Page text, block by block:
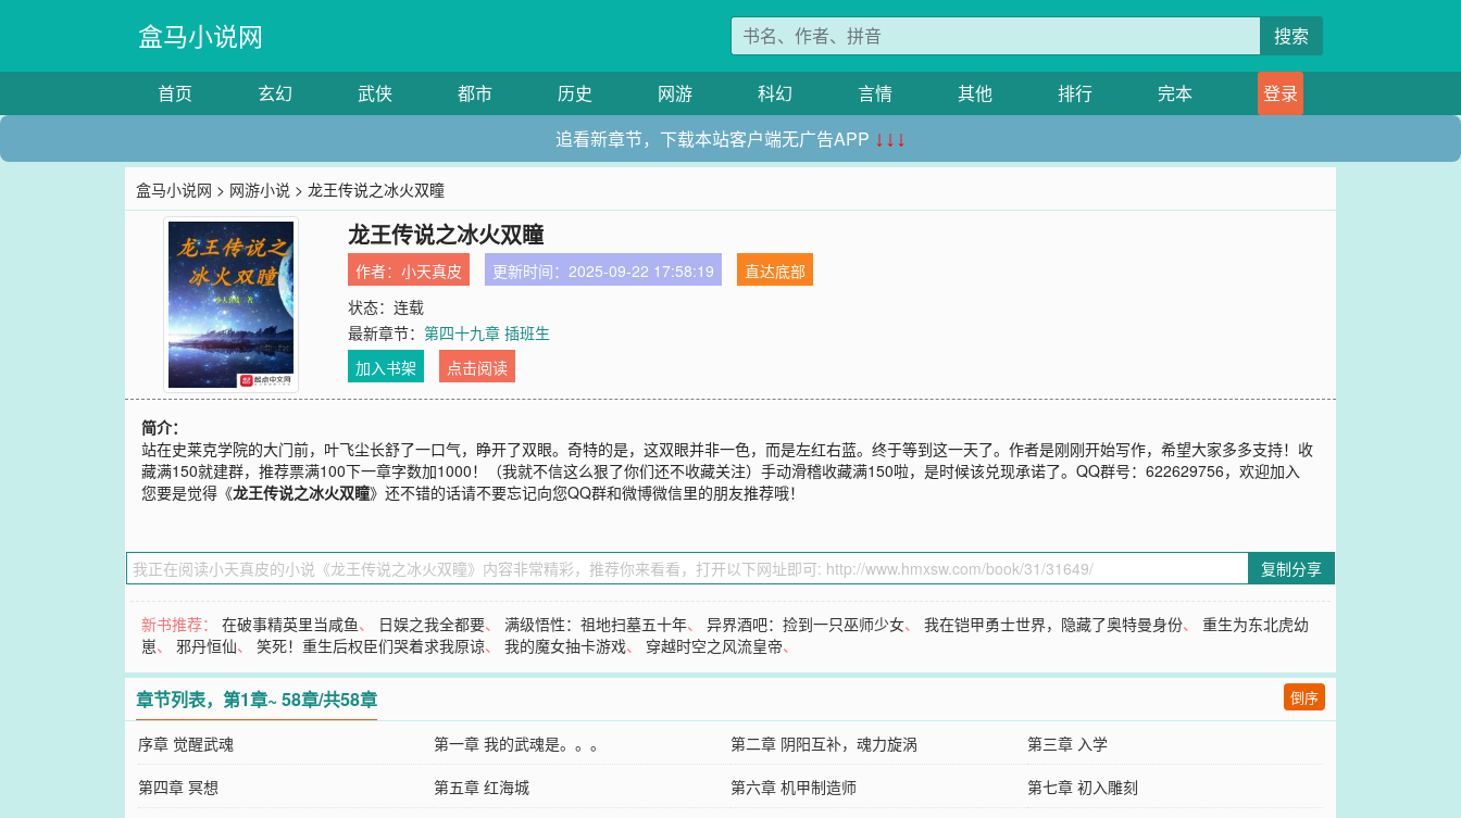
盒马小说网 搜索
首页 玄幻 武侠 都市 历史 网游 科幻 言情 其他 排行 完本
登录
追看新章节，下载本站客户端无广告APP ↓↓↓
盒马小说网 > 网游小说 > 龙王传说之冰火双瞳
龙王传说之冰火双瞳
作者：小天真皮 更新时间：2025-09-22 17:58:19
直达底部
状态：连载
最新章节：第四十九章 插班生
加入书架
点击阅读
简介：
站在史莱克学院的大门前，叶飞尘长舒了一口气，睁开了双眼。奇特的是，这双眼并非一色，而是左红右蓝。终于等到这一天了。作者是刚刚开始写作，希望大家多多支持！收
藏满150就建群，推荐票满100下一章字数加1000！（我就不信这么狠了你们还不收藏关注）手动滑稽收藏满150啦，是时候该兑现承诺了。QQ群号：622629756，欢迎加入
您要是觉得《龙王传说之冰火双瞳》还不错的话请不要忘记向您QQ群和微博微信里的朋友推荐哦！
复制分享
新书推荐：在破事精英里当咸鱼、 日娱之我全都要、满级悟性：祖地扫墓五十年、异界酒吧：捡到一只巫师少女、我在铠甲勇士世界，隐藏了奥特曼身份、重生为东北虎幼
崽、邪丹恒仙、笑死！重生后权臣们哭着求我原谅、我的魔女抽卡游戏、 穿越时空之风流皇帝、
章节列表，第1章~ 58章/共58章 倒序
序章 觉醒武魂 第一章 我的武魂是。。。 第二章 阴阳互补，魂力旋涡
第三章 入学
第四章 冥想
第五章 红海城 第六章 机甲制造师
第七章 初入雕刻